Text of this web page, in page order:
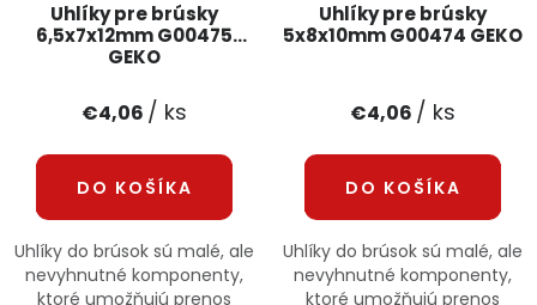
Uhlíky pre brúsky
6,5x7x12mm G00475
GEKO
€4,06 / ks
DO KOŠÍKA
Uhlíky do brúsok sú malé, ale
nevyhnutné komponenty,
ktoré umožňujú prenos
Uhlíky pre brúsky
5x8x10mm G00474 GEKO
€4,06 / ks
DO KOŠÍKA
Uhlíky do brúsok sú malé, ale
nevyhnutné komponenty,
ktoré umožňujú prenos